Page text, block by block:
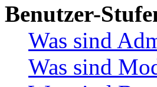
Benutzer-
Was sind
Was sind